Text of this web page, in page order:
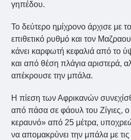
γηπέδου.
Το δεύτερο ημίχρονο άρχισε με
επιθετικό ρυθμό και τον
κάνει καρφωτή κεφαλιά από το
και από θέση πλάγια αριστερά,
απέκρουσε την μπάλα.
Η πίεση των Αφρικανών
από πάσα σε φάουλ του Ζίγιες, ο
κεραυνό» από 25 μέτρα,
να απομακρύνει την μπάλα με